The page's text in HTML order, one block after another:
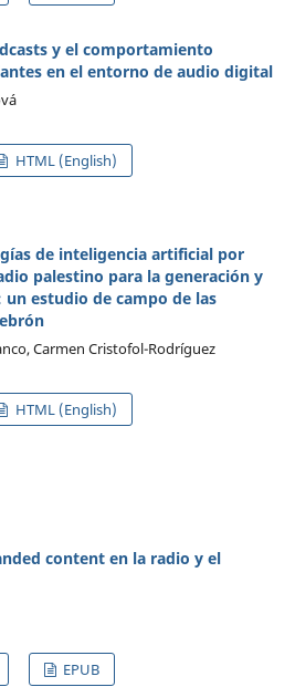
y el comportamiento
en el entorno de audio digital
HTML (English)
de inteligencia artificial por
palestino para la generación y
estudio de campo de las
Carmen Cristofol-Rodríguez
HTML (English)
content en la radio y el
EPUB